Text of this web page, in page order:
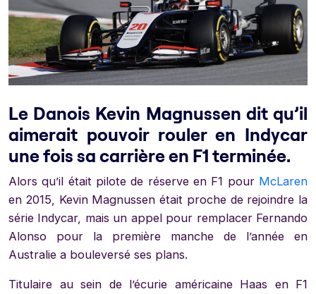
Le Danois Kevin Magnussen dit qu’il
aimerait pouvoir rouler en Indycar
une fois sa carrière en F1 terminée.
Alors qu’il était pilote de réserve en F1 pour McLaren
en 2015, Kevin Magnussen était proche de rejoindre la
série Indycar, mais un appel pour remplacer Fernando
Alonso pour la première manche de l’année en
Australie a bouleversé ses plans.
Titulaire au sein de l’écurie américaine Haas en F1